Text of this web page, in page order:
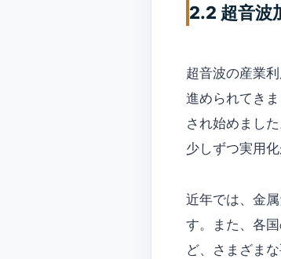
2.2 超音波
超音波の産業
進められてき
され始めまし
少しずつ実用
近年では、金
す。また、各
ど、さまざま